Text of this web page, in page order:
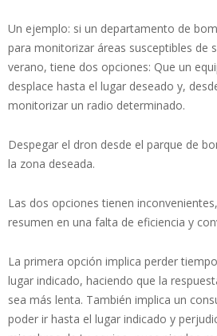
Un ejemplo: si un departamento de
para monitorizar áreas susceptibles de
verano, tiene dos opciones: Que un
desplace hasta el lugar deseado y,
monitorizar un radio determinado.
Despegar el dron desde el parque de
la zona deseada.
Las dos opciones tienen
resumen en una falta de eficiencia y
La primera opción implica perder
lugar indicado, haciendo que la
sea más lenta. También implica un
poder ir hasta el lugar indicado y